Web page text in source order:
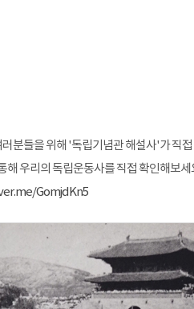
분들을 위해 '독립기념관 해설사'가 직
우리의 독립운동사를 직접 확인해보세
GomjdKn5